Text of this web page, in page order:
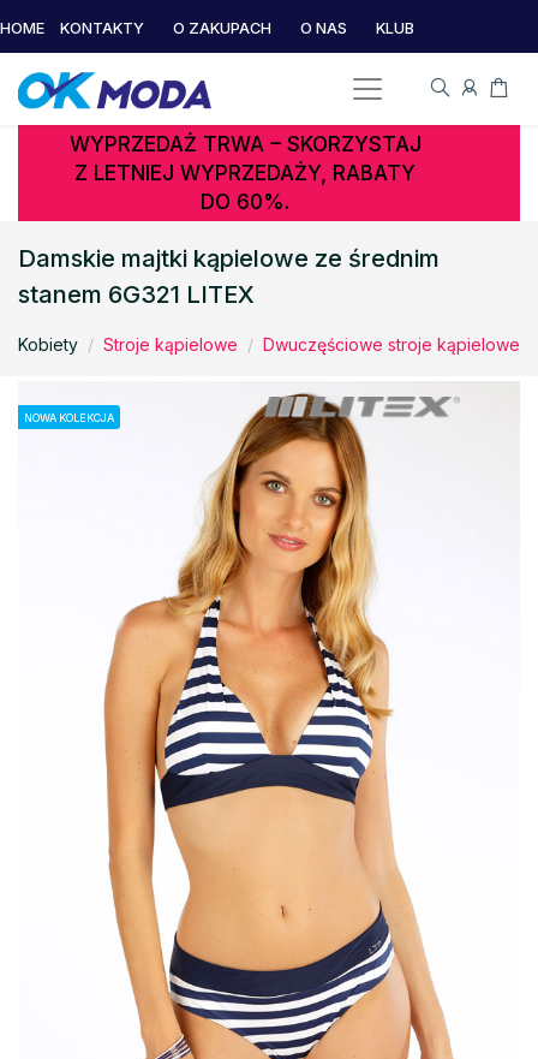
HOME KONTAKTY O ZAKUPACH O NAS KLUB
WYPRZEDAŻ TRWA – SKORZYSTAJ
Z LETNIEJ WYPRZEDAŻY, RABATY
DO 60%.
Damskie majtki kąpielowe ze średnim
stanem 6G321 LITEX
Kobiety Stroje kąpielowe Dwuczęściowe stroje kąpielowe
NOWA KOLEKCJA